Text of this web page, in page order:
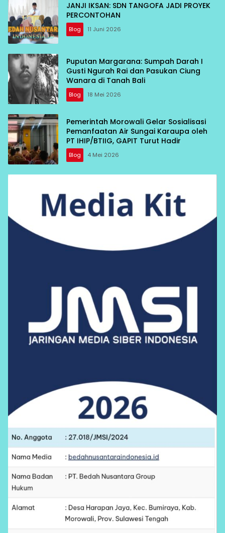
JANJI IKSAN: SDN TANGOFA JADI PROYEK
PERCONTOHAN
Blog 11 Juni 2026
Puputan Margarana: Sumpah Darah I
Gusti Ngurah Rai dan Pasukan Ciung
Wanara di Tanah Bali
Blog 18 Mei 2026
Pemerintah Morowali Gelar Sosialisasi
Pemanfaatan Air Sungai Karaupa oleh
PT IHIP/BTIIG, GAPIT Turut Hadir
Blog 4 Mei 2026